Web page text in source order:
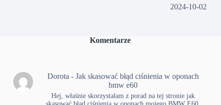
2024-10-02
Komentarze
Dorota -Jak skasować błąd ciśnienia w oponach
bmw e60
Hej, właśnie skorzystałam z porad na tej stronie jak